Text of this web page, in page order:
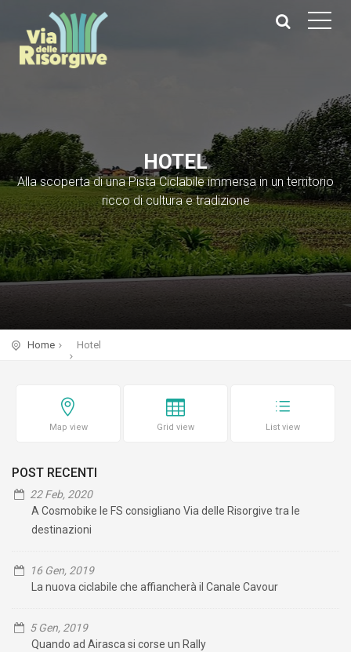
HOTEL
Alla scoperta di una Pista Ciclabile immersa in un territorio
ricco di cultura e tradizione
Home Hotel
Map view Grid view List view
POST RECENTI
22 Feb, 2020
A Cosmobike le FS consigliano Via delle Risorgive tra le
destinazioni
16 Gen, 2019
La nuova ciclabile che affiancherà il Canale Cavour
5 Gen, 2019
Quando ad Airasca si corse un Rally